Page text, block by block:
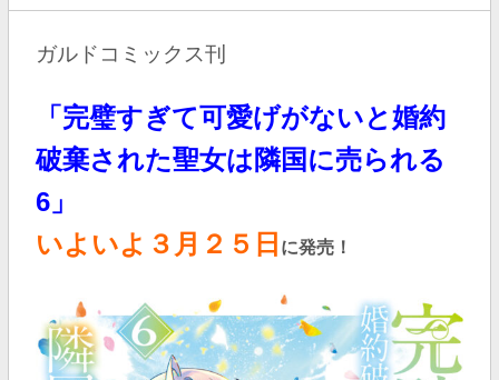
ガルドコミックス刊
「完璧すぎて可愛げがないと婚約
破棄された聖女は隣国に売られる
6」
いよいよ３ 月２５日 に発売！